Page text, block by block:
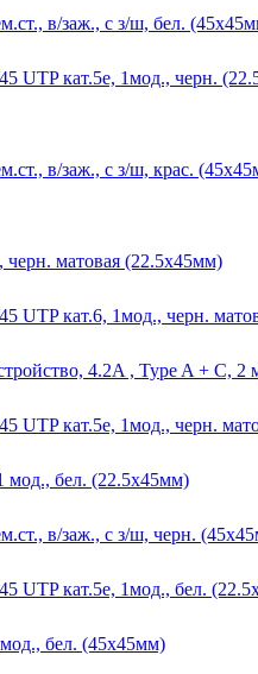
в/заж., с з/ш, бел.
UTP кат.5e, 1мод., черн.
в/заж., с з/ш, крас.
матовая (22.5х45мм)
UTP кат.6, 1мод., черн.
4.2A , Type A + C,
UTP кат.5e, 1мод., черн.
мод., бел. (22.5х45мм)
в/заж., с з/ш, черн.
UTP кат.5e, 1мод., бел.
бел. (45х45мм)